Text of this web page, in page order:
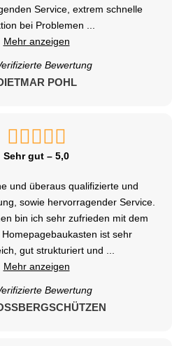
Service, extrem schnelle
bei Problemen
Mehr anzeigen
Bewertung
POHL
Sehr gut – 5,0
und überaus qualifizierte und
sowie hervorragender Service.
bin ich sehr zufrieden mit dem
ist sehr
gut strukturiert und
Mehr anzeigen
Bewertung